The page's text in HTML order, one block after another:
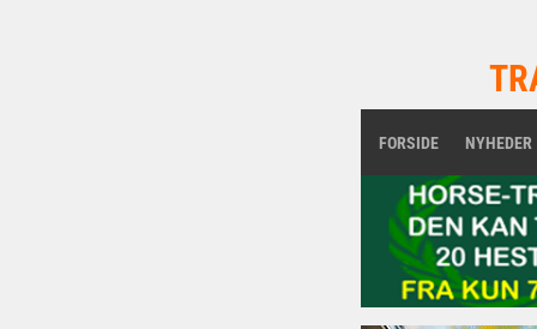
FORSIDE NYHEDER